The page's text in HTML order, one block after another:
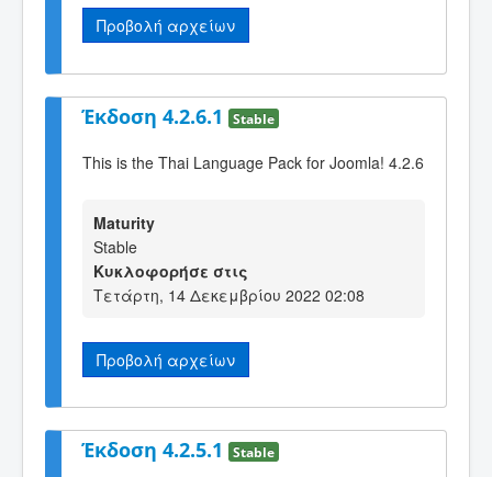
Προβολή αρχείων
Έκδοση 4.2.6.1 Stable
This is the Thai Language Pack for Joomla! 4.2.6
Maturity
Stable
Κυκλοφορήσε στις
Τετάρτη, 14 Δεκεμβρίου 2022 02:08
Προβολή αρχείων
Έκδοση 4.2.5.1 Stable